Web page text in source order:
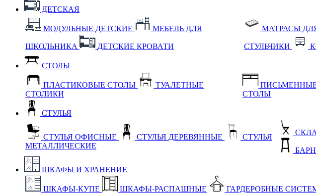
ДЕТСКАЯ
МОДУЛЬНЫЕ ДЕТСКИЕ МЕБЕЛЬ ДЛЯ
ШКОЛЬНИКА ДЕТСКИЕ КРОВАТИ
МАТРАСЫ
СТУЛЬЧИКИ
СТОЛЫ
ПЛАСТИКОВЫЕ СТОЛЫ
ТУАЛЕТНЫЕ
СТОЛИКИ
СТОЛЫ
СТУЛЬЯ
СТУЛЬЯ ОФИСНЫЕ СТУЛЬЯ ДЕРЕВЯННЫЕ
СТУЛЬЯ
МЕТАЛЛИЧЕСКИЕ
ШКАФЫ И ХРАНЕНИЕ
ШКАФЫ-КУПЕ ШКАФЫ-РАСПАШНЫЕ ГАРДЕРОБНЫЕ